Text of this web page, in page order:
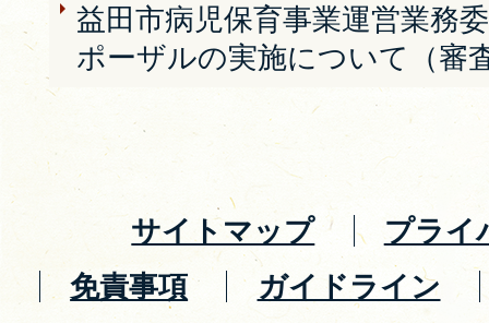
益田市病児保育事業運営業務
ポーザルの実施について（審
サイトマップ
プライ
免責事項
ガイドライン